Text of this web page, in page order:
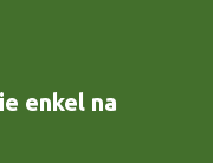
enkel na